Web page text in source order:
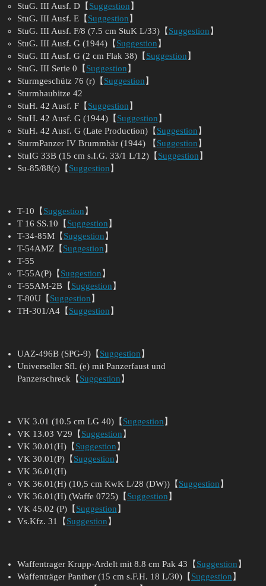
StuG. III Ausf. D【 Suggestion 】
StuG. III Ausf. E【 Suggestion 】
StuG. III Ausf. F/8 (7.5 cm StuK L/33)【 Suggestion 】
StuG. III Ausf. G (1944)【 Suggestion 】
StuG. III Ausf. G (2 cm Flak 38)【 Suggestion 】
StuG. III Serie 0【 Suggestion 】
Sturmgeschütz 76 (r)【 Suggestion 】
Sturmhaubitze 42
StuH. 42 Ausf. F【 Suggestion 】
StuH. 42 Ausf. G (1944)【 Suggestion 】
StuH. 42 Ausf. G (Late Production)【 Suggestion 】
SturmPanzer IV Brummbär (1944) 【 Suggestion 】
StuIG 33B (15 cm s.I.G. 33/1 L/12)【 Suggestion 】
Su-85/88(r)【 Suggestion 】
T-10【 Suggestion 】
T 16 SS.10【 Suggestion 】
T-34-85M【 Suggestion 】
T-54AMZ【 Suggestion 】
T-55
T-55A(P)【 Suggestion 】
T-55AM-2B【 Suggestion 】
T-80U【 Suggestion 】
TH-301/A4【 Suggestion 】
UAZ-496B (SPG-9)【 Suggestion 】
Universeller Sfl. (e) mit Panzerfaust und
Panzerschreck【 Suggestion 】
VK 3.01 (10.5 cm LG 40)【 Suggestion 】
VK 13.03 V29【 Suggestion 】
VK 30.01(H)【 Suggestion 】
VK 30.01(P)【 Suggestion 】
VK 36.01(H)
VK 36.01(H) (10,5 cm KwK L/28 (DW))【 Suggestion 】
VK 36.01(H) (Waffe 0725)【 Suggestion 】
VK 45.02 (P)【 Suggestion 】
Vs.Kfz. 31【 Suggestion 】
Waffentrager Krupp-Ardelt mit 8.8 cm Pak 43【 Suggestion 】
Waffenträger Panther (15 cm s.F.H. 18 L/30)【 Suggestion 】